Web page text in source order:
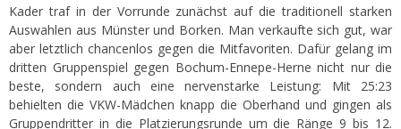
Kader traf in der Vorrunde zunächst auf die traditionell starken
Auswahlen aus Münster und Borken. Man verkaufte sich gut, war
aber letztlich chancenlos gegen die Mitfavoriten. Dafür gelang im
dritten Gruppenspiel gegen Bochum-Ennepe-Herne nicht nur die
beste, sondern auch eine nervenstarke Leistung: Mit 25:23
behielten die VKW-Mädchen knapp die Oberhand und gingen als
Gruppendritter in die Platzierungsrunde um die Ränge 9 bis 12.